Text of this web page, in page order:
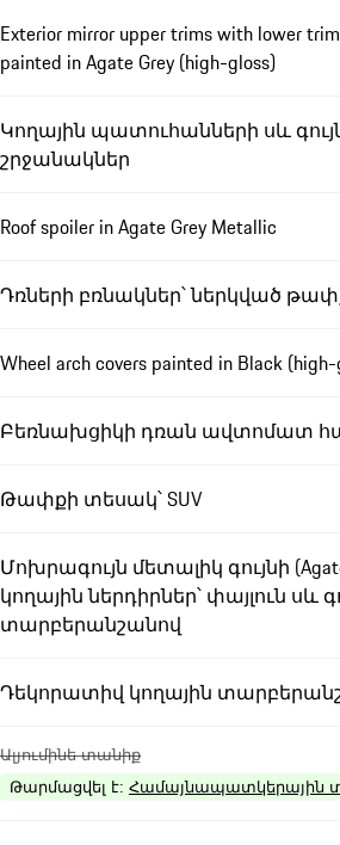
Exterior mirror upper trims with lower
painted in Agate Grey (high-gloss)
Կողային պատուհանների սև
շրջանակներ
Roof spoiler in Agate Grey Metallic
Դռների բռնակներ՝ ներկված
Wheel arch covers painted in Black
Բեռնախցիկի դռան ավտոմատ
Թափքի տեսակ՝ SUV
Մոխրագույն մետալիկ գույնի
կողային ներդիրներ՝ փայլուն սև
տարբերանշանով
Դեկորատիվ կողային
Ալյումինե տանիք
Թարմացվել է: Համայնապատկերային